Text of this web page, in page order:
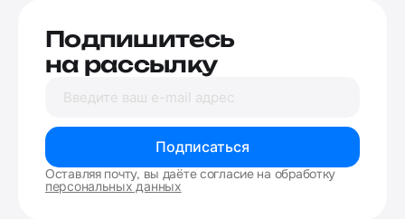
Подпишитесь
на рассылку
Подписаться
Оставляя почту, вы даёте согласие на обработку
персональных данных